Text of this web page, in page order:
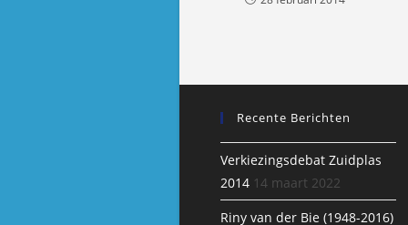
Recente Berichten
Verkiezingsdebat Zuidplas
2014 14 maart 2022
Riny van der Bie (1948-2016)